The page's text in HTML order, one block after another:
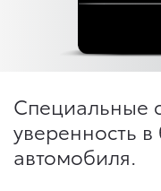
Специальные
уверенность
автомобиля.